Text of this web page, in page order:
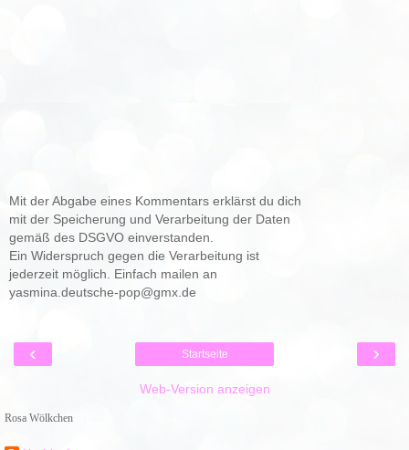
Mit der Abgabe eines Kommentars erklärst du dich
mit der Speicherung und Verarbeitung der Daten
gemäß des DSGVO einverstanden.
Ein Widerspruch gegen die Verarbeitung ist
jederzeit möglich. Einfach mailen an
yasmina.deutsche-pop@gmx.de
‹ ›
Startseite
Web-Version anzeigen
Rosa Wölkchen